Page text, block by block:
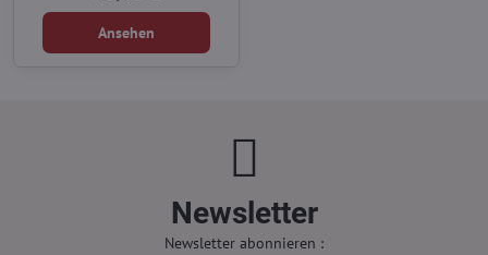
Ansehen
Newsletter
Newsletter abonnieren :